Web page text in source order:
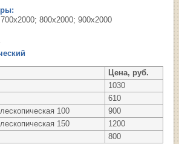
800х2000; 900х2000
Цена, руб.
1030
610
100
900
150
1200
800